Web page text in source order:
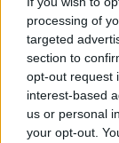
processing of
targeted
section to
opt-out request
interest-based
us or personal
your opt-out.
di
silicone sta
Leggi
ULTIME